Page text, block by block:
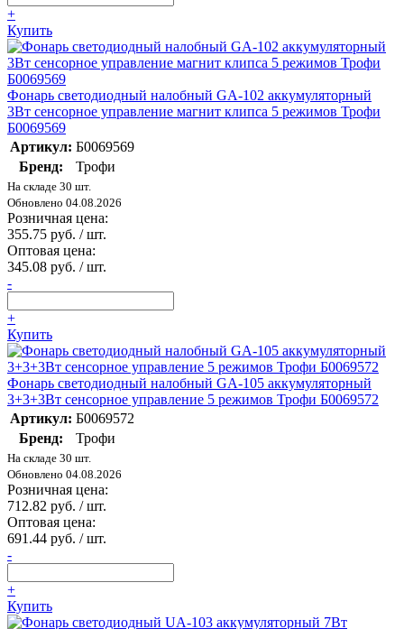
+
Купить
Фонарь светодиодный налобный GA-102 аккумуляторный
3Вт сенсорное управление магнит клипса 5 режимов Трофи
Б0069569
Артикул: Б0069569
Бренд:
Трофи
На складе 30 шт.
Обновлено 04.08.2026
Розничная цена:
355.75 руб. / шт.
Оптовая цена:
345.08 руб. / шт.
-
+
Купить
Фонарь светодиодный налобный GA-105 аккумуляторный
3+3+3Вт сенсорное управление 5 режимов Трофи Б0069572
Артикул: Б0069572
Бренд:
Трофи
На складе 30 шт.
Обновлено 04.08.2026
Розничная цена:
712.82 руб. / шт.
Оптовая цена:
691.44 руб. / шт.
-
+
Купить